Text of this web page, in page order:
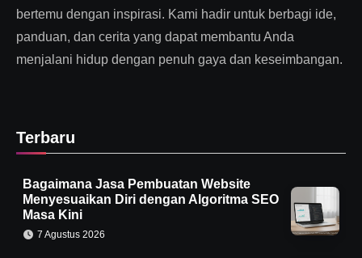
bertemu dengan inspirasi. Kami hadir untuk berbagi ide,
panduan, dan cerita yang dapat membantu Anda
menjalani hidup dengan penuh gaya dan keseimbangan.
Terbaru
Bagaimana Jasa Pembuatan Website
Menyesuaikan Diri dengan Algoritma SEO
Masa Kini
7 Agustus 2026